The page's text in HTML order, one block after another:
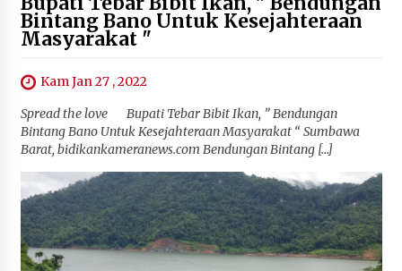
Bintang Bano Untuk Kesejahteraan
Masyarakat "
Kam Jan 27 , 2022
Spread the love Bupati Tebar Bibit Ikan, ” Bendungan
Bintang Bano Untuk Kesejahteraan Masyarakat “ Sumbawa
Barat, bidikankameranews.com Bendungan Bintang […]